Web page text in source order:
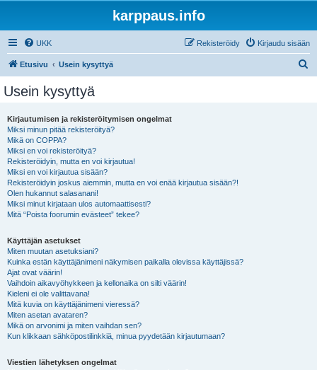
karppaus.info
UKK Kirjaudu sisään
Rekisteröidy
Etusivu Usein kysyttyä
Usein kysyttyä
Kirjautumisen ja rekisteröitymisen ongelmat
Miksi minun pitää rekisteröityä?
Mikä on COPPA?
Miksi en voi rekisteröityä?
Rekisteröidyin, mutta en voi kirjautua!
Miksi en voi kirjautua sisään?
Rekisteröidyin joskus aiemmin, mutta en voi enää kirjautua sisään?!
Olen hukannut salasanani!
Miksi minut kirjataan ulos automaattisesti?
Mitä “Poista foorumin evästeet” tekee?
Käyttäjän asetukset
Miten muutan asetuksiani?
Kuinka estän käyttäjänimeni näkymisen paikalla olevissa käyttäjissä?
Ajat ovat väärin!
Vaihdoin aikavyöhykkeen ja kellonaika on silti väärin!
Kieleni ei ole valittavana!
Mitä kuvia on käyttäjänimeni vieressä?
Miten asetan avataren?
Mikä on arvonimi ja miten vaihdan sen?
Kun klikkaan sähköpostilinkkiä, minua pyydetään kirjautumaan?
Viestien lähetyksen ongelmat